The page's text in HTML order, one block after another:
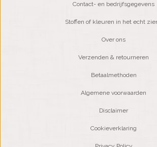
Contact- en bedrijfsgegevens
Stoffen of kleuren in het echt
Over ons
Verzenden & retourneren
Betaalmethoden
Algemene voorwaarden
Disclaimer
Cookieverklaring